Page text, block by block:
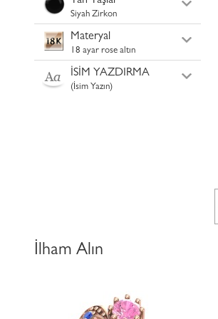
Siyah Zirkon
Materyal
18 ayar rose altın
İSİM YAZDIRMA
(İsim Yazın)
İlham Alın